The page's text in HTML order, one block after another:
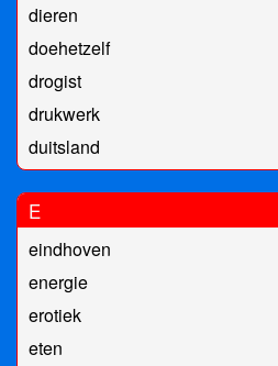
dieren
doehetzelf
drogist
drukwerk
duitsland
E
eindhoven
energie
erotiek
eten